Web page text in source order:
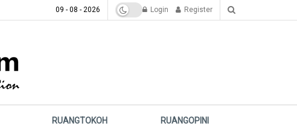
09 - 08 - 2026 Login Register
RUANGTOKOH RUANGOPINI